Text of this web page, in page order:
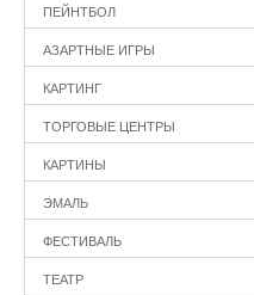
ПЕЙНТБОЛ
АЗАРТНЫЕ ИГРЫ
КАРТИНГ
ТОРГОВЫЕ ЦЕНТРЫ
КАРТИНЫ
ЭМАЛЬ
ФЕСТИВАЛЬ
ТЕАТР